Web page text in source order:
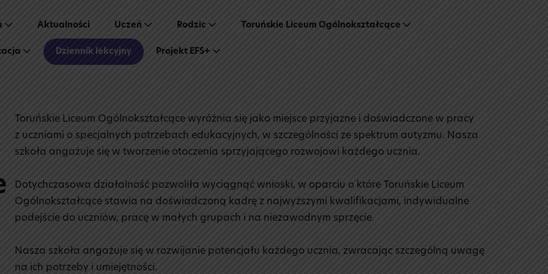
Aktualności Uczeń Rodzic Toruńskie Liceum Ogólnokształcące
Dziennik lekcyjny Projekt EFS+
Toruńskie Liceum Ogólnokształcące wyróżnia się jako miejsce przyjazne i doświadczone w pracy
z uczniami o specjalnych potrzebach edukacyjnych, w szczególności ze spektrum autyzmu. Nasza
szkoła angażuje się w tworzenie otoczenia sprzyjającego rozwojowi każdego ucznia.
Dotychczasowa działalność pozwoliła wyciągnąć wnioski, w oparciu o które Toruńskie Liceum
Ogólnokształcące stawia na doświadczoną kadrę z najwyższymi kwalifikacjami, indywidualne
podejście do uczniów, pracę w małych grupach i na niezawodnym sprzęcie.
Nasza szkoła angażuje się w rozwijanie potencjału każdego ucznia, zwracając szczególną uwagę
na ich potrzeby i umiejętności.